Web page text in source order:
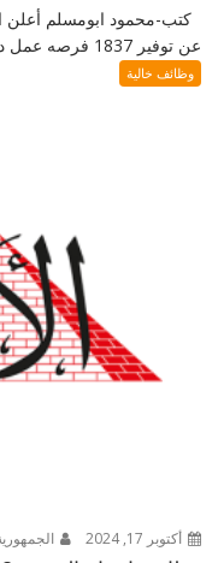
كتب-محمود ابومسلم أعلن
عن توفير 1837 فرصه عمل داخل 20...
وظائف خالية
أكتوبر 17, 2024